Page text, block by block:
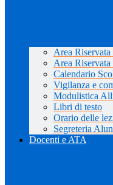
Area Riservata
Area
Calendario
Vigilanza e
Modulistica
Libri di testo
Orario delle
Segreteria
Docenti e ATA